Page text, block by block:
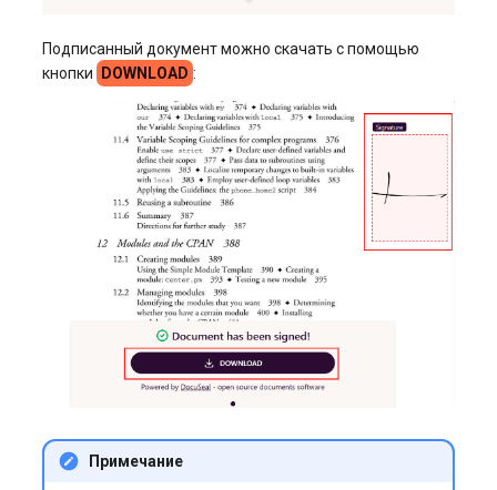
Подписанный документ можно скачать с помощью
кнопки
DOWNLOAD :
Примечание